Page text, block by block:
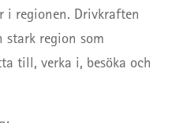
i regionen. Drivkraften
stark region som
till, verka i, besöka och